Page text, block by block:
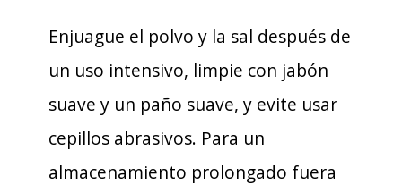
Enjuague el polvo y la sal después de
un uso intensivo, limpie con jabón
suave y un paño suave, y evite usar
cepillos abrasivos. Para un
almacenamiento prolongado fuera